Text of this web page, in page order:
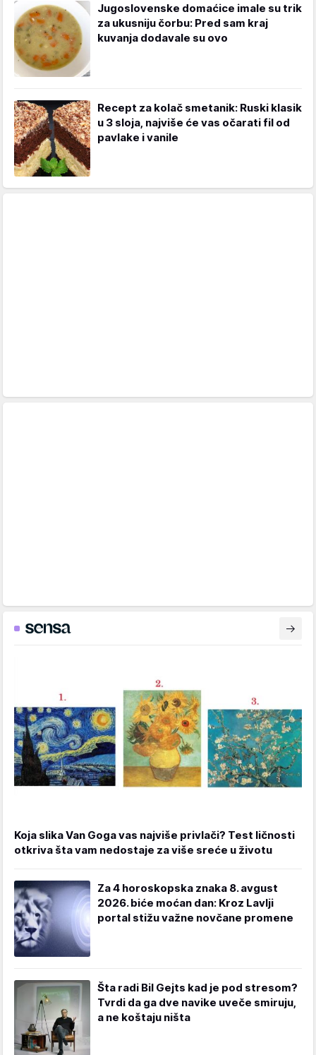
Jugoslovenske domaćice imale su trik
za ukusniju čorbu: Pred sam kraj
kuvanja dodavale su ovo
Recept za kolač smetanik: Ruski klasik
u 3 sloja, najviše će vas očarati fil od
pavlake i vanile
Koja slika Van Goga vas najviše privlači? Test ličnosti
otkriva šta vam nedostaje za više sreće u životu
Za 4 horoskopska znaka 8. avgust
2026. biće moćan dan: Kroz Lavlji
portal stižu važne novčane promene
Šta radi Bil Gejts kad je pod stresom?
Tvrdi da ga dve navike uveče smiruju,
a ne koštaju ništa